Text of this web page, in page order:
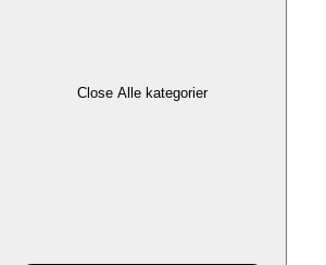
Close Alle kategorier